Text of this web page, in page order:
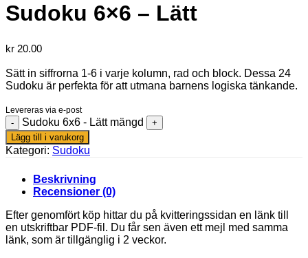
Sudoku 6×6 – Lätt
kr 20.00
Sätt in siffrorna 1-6 i varje kolumn, rad och block. Dessa 24
Sudoku är perfekta för att utmana barnens logiska tänkande.
Levereras via e-post
Sudoku 6x6 - Lätt mängd
Lägg till i varukorg
Kategori: Sudoku
Beskrivning
Recensioner (0)
Efter genomfört köp hittar du på kvitteringssidan en länk till
en utskriftbar PDF-fil. Du får sen även ett mejl med samma
länk, som är tillgänglig i 2 veckor.